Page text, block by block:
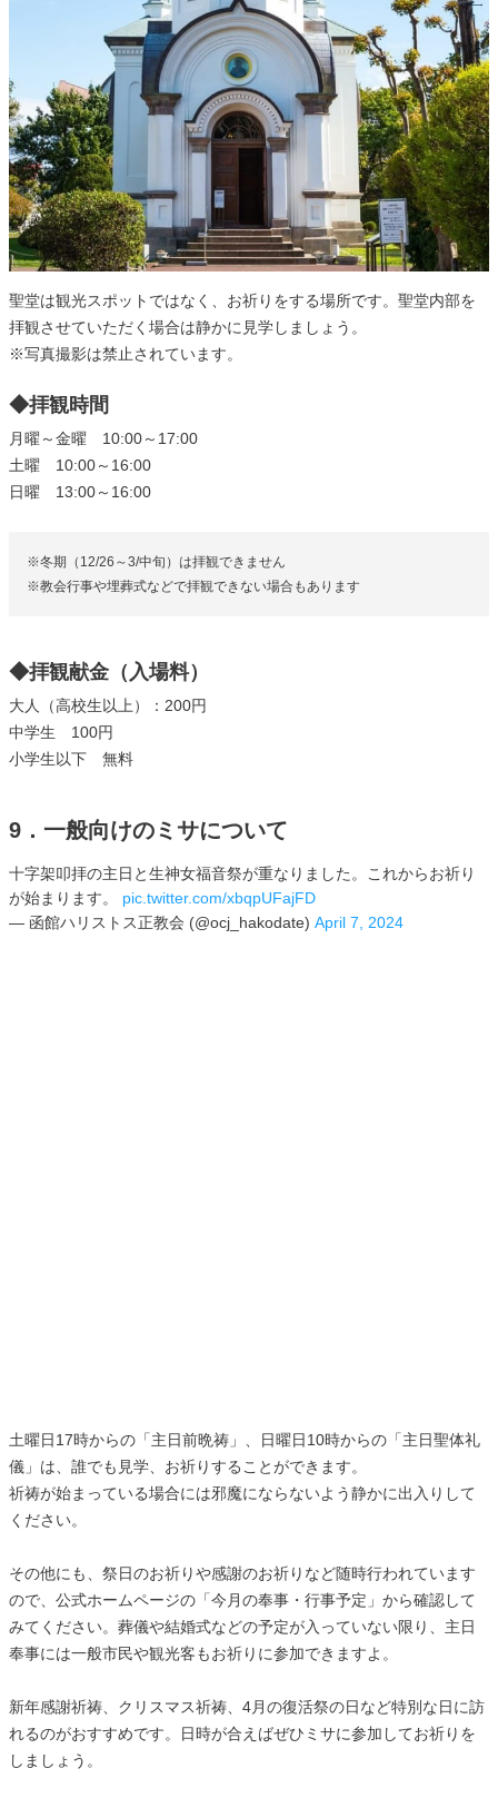
聖堂は観光スポットではなく、お祈りをする場所です。聖堂内部を
拝観させていただく場合は静かに見学しましょう。
※写真撮影は禁止されています。
◆拝観時間
月曜～金曜 10:00～17:00
土曜 10:00～16:00
日曜 13:00～16:00
※冬期（12/26～3/中旬）は拝観できません
※教会行事や埋葬式などで拝観できない場合もあります
◆拝観献金（入場料）
大人（高校生以上）：200円
中学生 100円
小学生以下 無料
9．一般向けのミサについて
十字架叩拝の主日と生神女福音祭が重なりました。これからお祈り
が始まります。 pic.twitter.com/xbqpUFajFD
— 函館ハリストス正教会 (@ocj_hakodate) April 7, 2024
土曜日17時からの「主日前晩祷」、日曜日10時からの「主日聖体礼
儀」は、誰でも見学、お祈りすることができます。
祈祷が始まっている場合には邪魔にならないよう静かに出入りして
ください。
その他にも、祭日のお祈りや感謝のお祈りなど随時行われています
ので、公式ホームページの「今月の奉事・行事予定」から確認して
みてください。葬儀や結婚式などの予定が入っていない限り、主日
奉事には一般市民や観光客もお祈りに参加できますよ。
新年感謝祈祷、クリスマス祈祷、4月の復活祭の日など特別な日に訪
れるのがおすすめです。日時が合えばぜひミサに参加してお祈りを
しましょう。